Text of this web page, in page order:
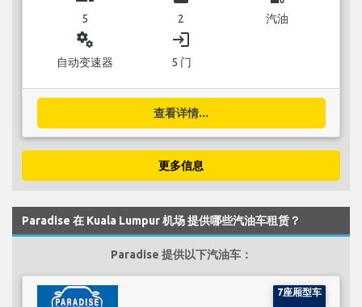
5 2 汽油
miscellaneous_services
自动变速器
login
5 门
查看详情...
更多信息
Paradise 在 Kuala Lumpur 机场 提供哪些汽油车租赁？
Paradise 提供以下汽油车：
7座厢型车